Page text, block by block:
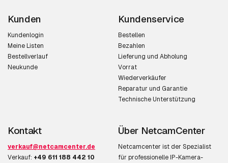
Kunden
Kundenlogin
Meine Listen
Bestellverlauf
Neukunde
Kundenservice
Bestellen
Bezahlen
Lieferung und Abholung
Vorrat
Wiederverkäufer
Reparatur und Garantie
Technische Unterstützung
Kontakt
verkauf@netcamcenter.de
Verkauf: +49 611 188 442 10
Über NetcamCenter
Netcamcenter ist der Spezialist
für professionelle IP-Kamera-